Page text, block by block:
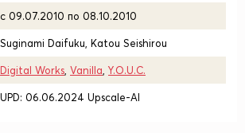
с 09.07.2010 по 08.10.2010
Suginami Daifuku, Katou Seishirou
Digital Works Vanilla Y.O.U.C.
UPD: 06.06.2024 Upscale-AI